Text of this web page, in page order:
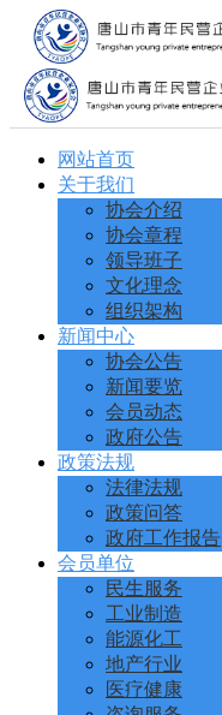
网站首页
关于我们
协会介绍
协会章程
领导班子
文化理念
组织架构
新闻中心
协会公告
新闻要览
会员动态
政府公告
政策法规
法律法规
政策问答
政府工作报告
会员单位
民生服务
工业制造
能源化工
地产行业
医疗健康